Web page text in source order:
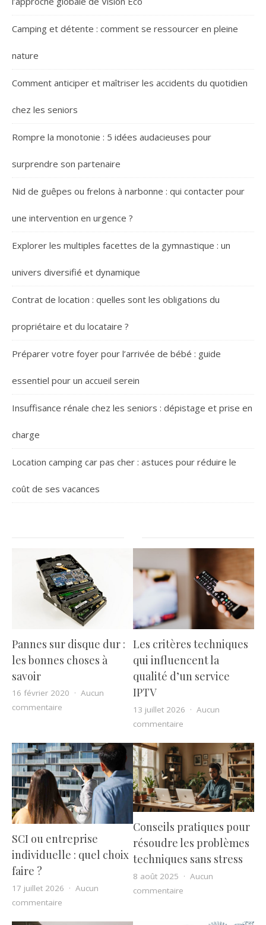
Camping et détente : comment se ressourcer en pleine
nature
Comment anticiper et maîtriser les accidents du quotidien
chez les seniors
Rompre la monotonie : 5 idées audacieuses pour
surprendre son partenaire
Nid de guêpes ou frelons à narbonne : qui contacter pour
une intervention en urgence ?
Explorer les multiples facettes de la gymnastique : un
univers diversifié et dynamique
Contrat de location : quelles sont les obligations du
propriétaire et du locataire ?
Préparer votre foyer pour l’arrivée de bébé : guide
essentiel pour un accueil serein
Insuffisance rénale chez les seniors : dépistage et prise en
charge
Location camping car pas cher : astuces pour réduire le
coût de ses vacances
Pannes sur disque dur :
les bonnes choses à
savoir
16 février 2020
Aucun
commentaire sur Pannes sur disque dur : les bonnes choses à
Les critères techniques
qui influencent la
qualité d’un service
IPTV
13 juillet 2026
Aucun
commentaire
SCI ou entreprise
individuelle : quel choix
faire ?
17 juillet 2026
Aucun
commentaire
Conseils pratiques pour
résoudre les problèmes
techniques sans stress
8 août 2025
Aucun
commentaire